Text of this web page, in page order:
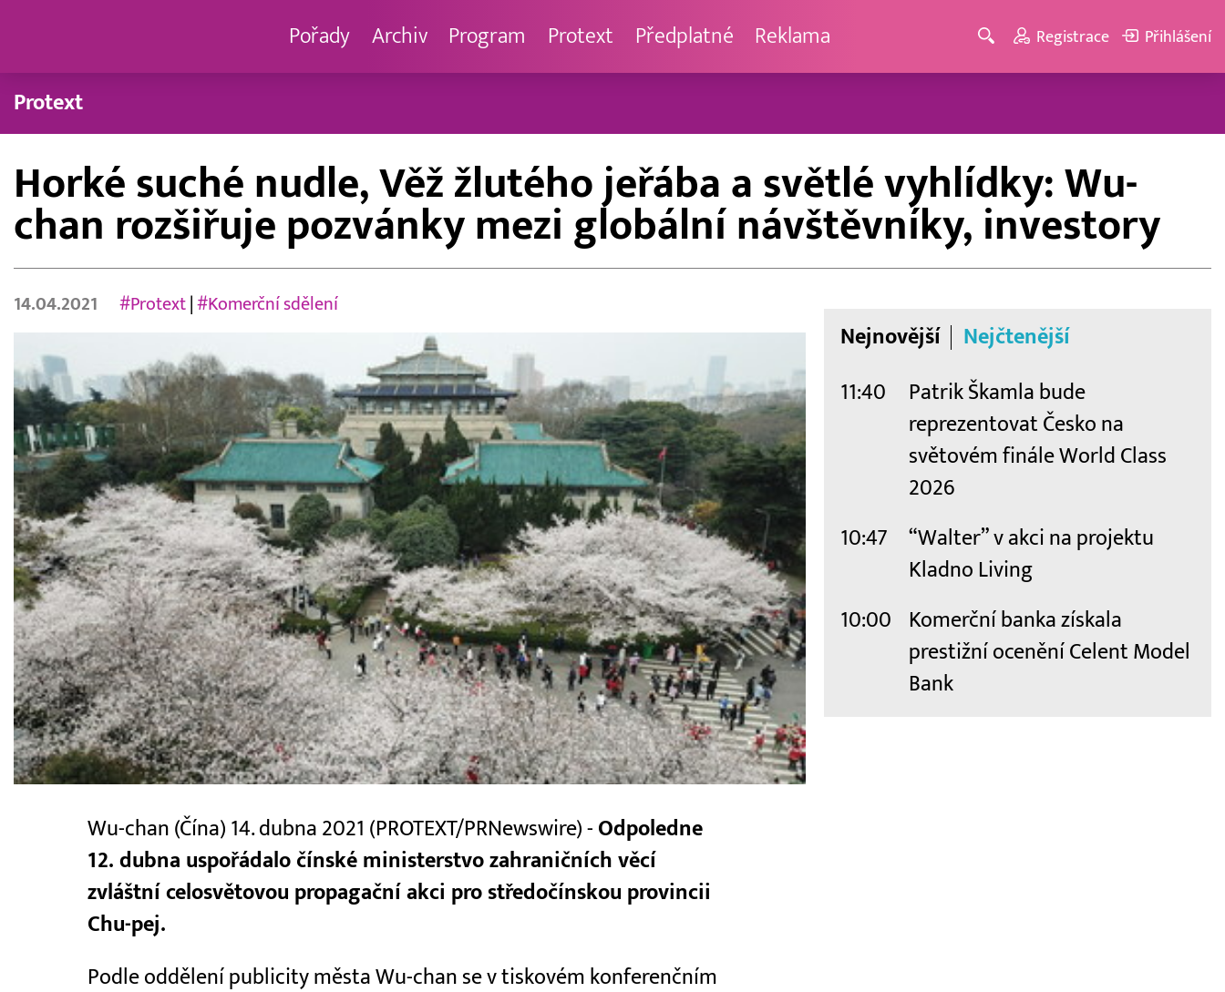
Pořady Archiv Program Protext Předplatné Reklama Registrace Přihlášení
Protext
Horké suché nudle, Věž žlutého jeřába a světlé vyhlídky: Wu-
chan rozšiřuje pozvánky mezi globální návštěvníky, investory
14.04.2021 #Protext| #Komerční sdělení
Wu-chan (Čína) 14. dubna 2021 (PROTEXT/PRNewswire) - Odpoledne
12. dubna uspořádalo čínské ministerstvo zahraničních věcí
zvláštní celosvětovou propagační akci pro středočínskou provincii
Chu-pej.
Podle oddělení publicity města Wu-chan se v tiskovém konferenčním
Nejnovější Nejčtenější
11:40
Patrik Škamla bude
reprezentovat Česko na
světovém finále World Class
2026
10:47
“Walter” v akci na projektu
Kladno Living
10:00
Komerční banka získala
prestižní ocenění Celent Model
Bank